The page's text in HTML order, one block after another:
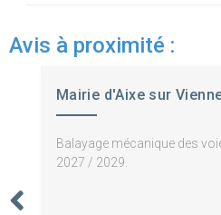
Avis à proximité :
Mairie d'Aixe sur
Balayage mécanique des
2027 / 2029.